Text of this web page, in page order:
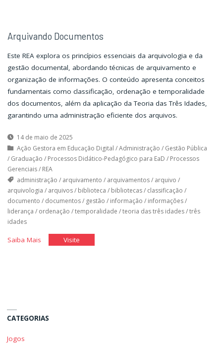
Arquivando Documentos
Este REA explora os princípios essenciais da arquivologia e da
gestão documental, abordando técnicas de arquivamento e
organização de informações. O conteúdo apresenta conceitos
fundamentais como classificação, ordenação e temporalidade
dos documentos, além da aplicação da Teoria das Três Idades,
garantindo uma administração eficiente dos arquivos.
14 de maio de 2025
Ação Gestora em Educação Digital /Administração / Gestão Pública
/ Graduação / Processos Didático-Pedagógico para EaD / Processos
Gerenciais/ REA
administração / arquivamento / arquivamentos/ arquivo /
arquivologia / arquivos/ biblioteca / bibliotecas/ classificação /
documento / documentos/ gestão / informação / informações/
liderança / ordenação /temporalidade /teoria das três idades/três
idades
Saiba Mais"Arquivando
Visite"Arquivando
CATEGORIAS
Jogos